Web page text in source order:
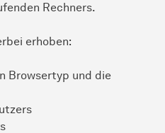
Rechners.
erhoben:
Browsertyp und die